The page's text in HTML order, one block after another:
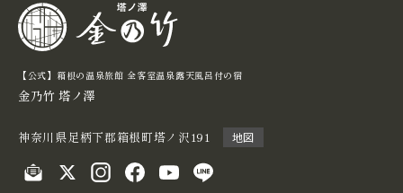
【公式】箱根の温泉旅館 全客室温泉露天⾵呂付の宿
金乃竹 塔ノ澤
神奈川県足柄下郡箱根町塔ノ沢191 地図